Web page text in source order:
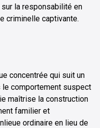
la responsabilité en
criminelle captivante.
concentrée qui suit un
le comportement suspect
maîtrise la construction
familier et
ordinaire en lieu de